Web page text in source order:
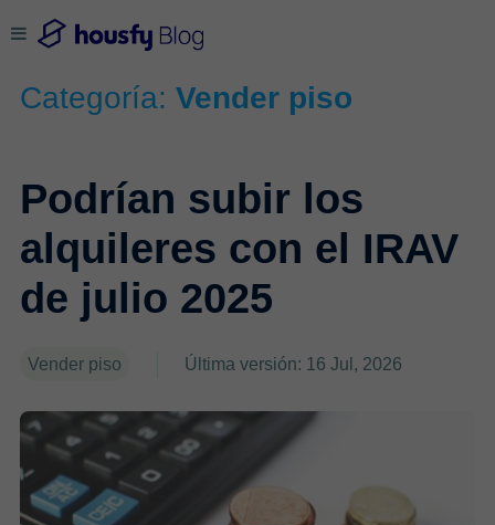
Categoría: Vender piso
Podrían subir los
alquileres con el IRAV
de julio 2025
Vender piso Última versión: 16 Jul, 2026